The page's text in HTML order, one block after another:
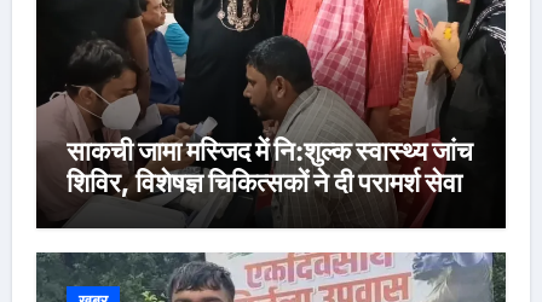
साकची जामा मस्जिद में नि:शुल्क स्वास्थ्य जांच
शिविर, विशेषज्ञ चिकित्सकों ने दी परामर्श सेवा